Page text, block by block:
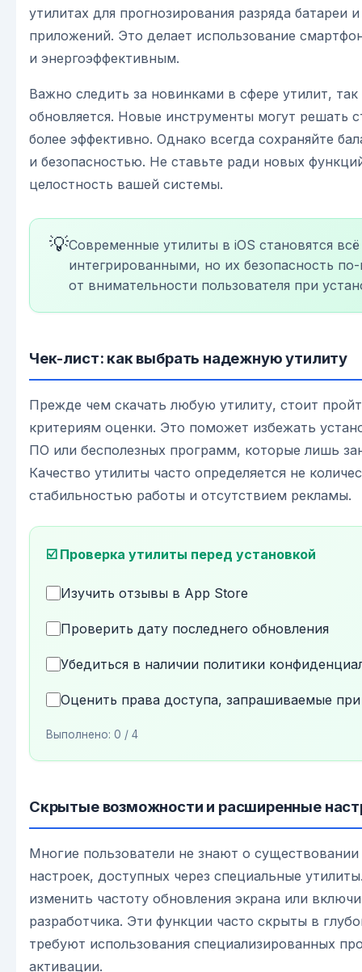
утилитах для прогнозирования разряда батареи
приложений. Это делает использование
и энергоэффективным.
Важно следить за новинками в сфере утилит,
обновляется. Новые инструменты могут решать
более эффективно. Однако всегда сохраняйте
и безопасностью. Не ставьте ради новых
целостность вашей системы.
💡Современные утилиты в iOS становятся всё
интегрированными, но их безопасность
от внимательности пользователя при
Чек-лист: как выбрать надежную утилиту
Прежде чем скачать любую утилиту, стоит
критериям оценки. Это поможет избежать
ПО или бесполезных программ, которые лишь
Качество утилиты часто определяется не
стабильностью работы и отсутствием рекламы.
☑️ Проверка утилиты перед установкой
Изучить отзывы в App Store
Проверить дату последнего обновления
Убедиться в наличии политики
Оценить права доступа, запрашиваемые
Выполнено: 0 / 4
Скрытые возможности и расширенные
Многие пользователи не знают о
настроек, доступных через специальные
изменить частоту обновления экрана или
разработчика. Эти функции часто скрыты в
требуют использования специализированных
активации.